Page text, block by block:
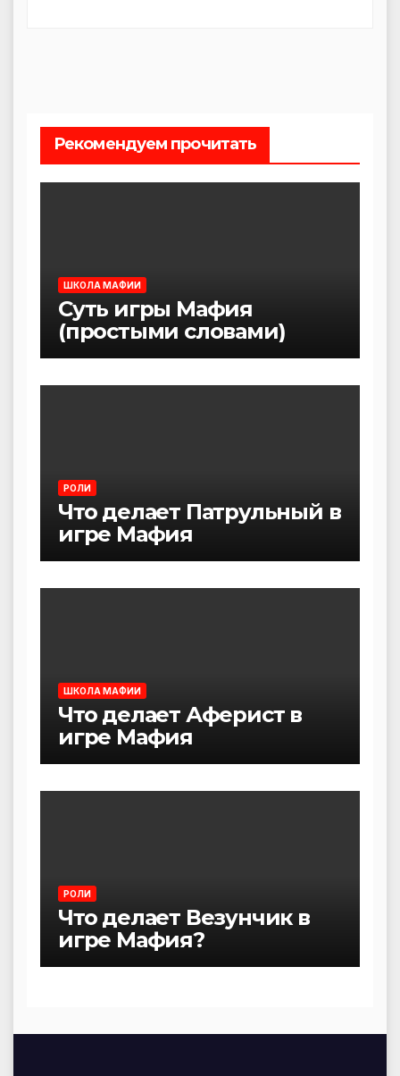
Рекомендуем прочитать
ШКОЛА МАФИИ
Суть игры Мафия
(простыми словами)
РОЛИ
Что делает Патрульный в
игре Мафия
ШКОЛА МАФИИ
Что делает Аферист в
игре Мафия
РОЛИ
Что делает Везунчик в
игре Мафия?